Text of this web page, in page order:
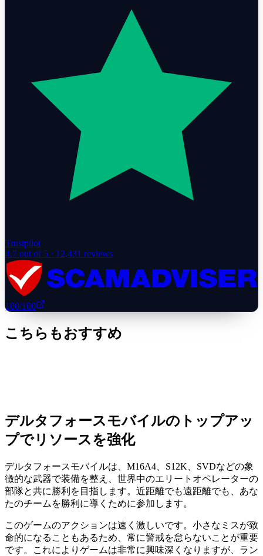
Trustpilot
4.7 out of 5 · 12,431 reviews
100/100
こちらもおすすめ
デルタフォースモバイルのトップアッ
プでリソースを強化
デルタフォースモバイルは、M16A4、S12K、SVDなどの象
徴的な武器で装備を整え、世界中のエリートオペレーターの
部隊と共に勝利を目指します。近距離でも遠距離でも、あな
たのチームを勝利に導くために参加します。
このゲームのアクションは速く激しいです。小さなミスが致
命的になることもあるため、常に警戒を怠らないことが重要
です。これによりゲームは非常に興味深くなりますが、ラン